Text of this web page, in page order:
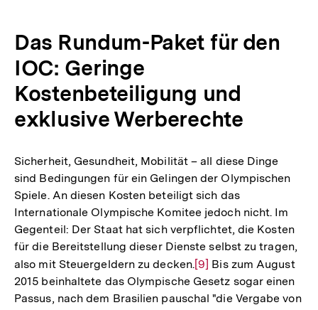
Das Rundum-Paket für den
IOC: Geringe
Kostenbeteiligung und
exklusive Werberechte
Sicherheit, Gesundheit, Mobilität – all diese Dinge
sind Bedingungen für ein Gelingen der Olympischen
Spiele. An diesen Kosten beteiligt sich das
Internationale Olympische Komitee jedoch nicht. Im
Gegenteil: Der Staat hat sich verpflichtet, die Kosten
für die Bereitstellung dieser Dienste selbst zu tragen,
also mit Steuergeldern zu decken.Zur
Auflösung
der
[9] Bis zum August
2015 beinhaltete das Olympische Gesetz sogar einen
Passus, nach dem Brasilien pauschal "die Vergabe von